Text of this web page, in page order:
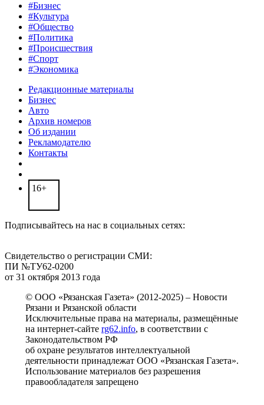
#Бизнес
#Культура
#Общество
#Политика
#Происшествия
#Спорт
#Экономика
Редакционные материалы
Бизнес
Авто
Архив номеров
Об издании
Рекламодателю
Контакты
16+
Подписывайтесь на нас в социальных сетях:
Свидетельство о регистрации СМИ:
ПИ №ТУ62-0200
от 31 октября 2013 года
© ООО «Рязанская Газета» (2012-2025) – Новости
Рязани и Рязанской области
Исключительные права на материалы, размещённые
на интернет-сайте rg62.info, в соответствии с
Законодательством РФ
об охране результатов интеллектуальной
деятельности принадлежат ООО «Рязанская Газета».
Использование материалов без разрешения
правообладателя запрещено